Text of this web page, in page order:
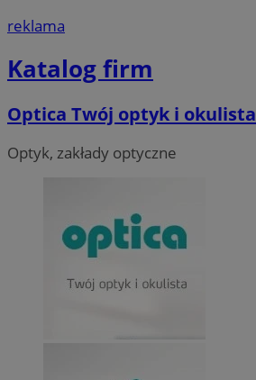
reklama
Katalog firm
Optica Twój optyk i okulista
Optyk, zakłady optyczne